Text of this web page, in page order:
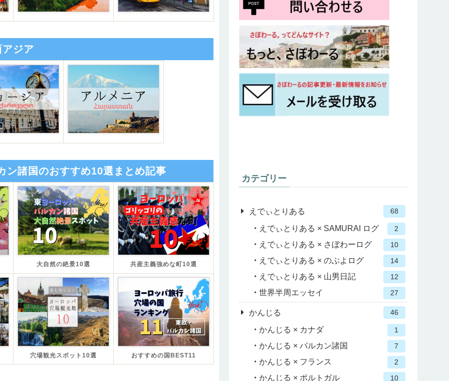
アジア
ン諸国のおすすめ10選まとめ記事
大自然の絶景10選 共産主義強めな町10選
穴場観光スポット10選 おすすめの国BEST11
カテゴリー
えでぃとりある 68
えでぃとりある × SAMURAI ログ 2
えでぃとりある × さぼわーログ 10
えでぃとりある × のぶよログ 14
えでぃとりある × 山男日記 12
世界半周エッセイ 27
かんじる 46
かんじる × カナダ 1
かんじる × バルカン諸国 7
かんじる × フランス 2
かんじる × ポルトガル 10